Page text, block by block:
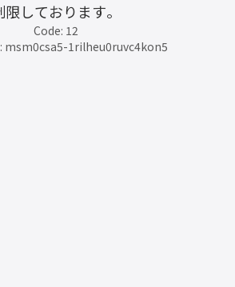
限しております。
Code: 12
msm0csa5-1rilheu0ruvc4kon5